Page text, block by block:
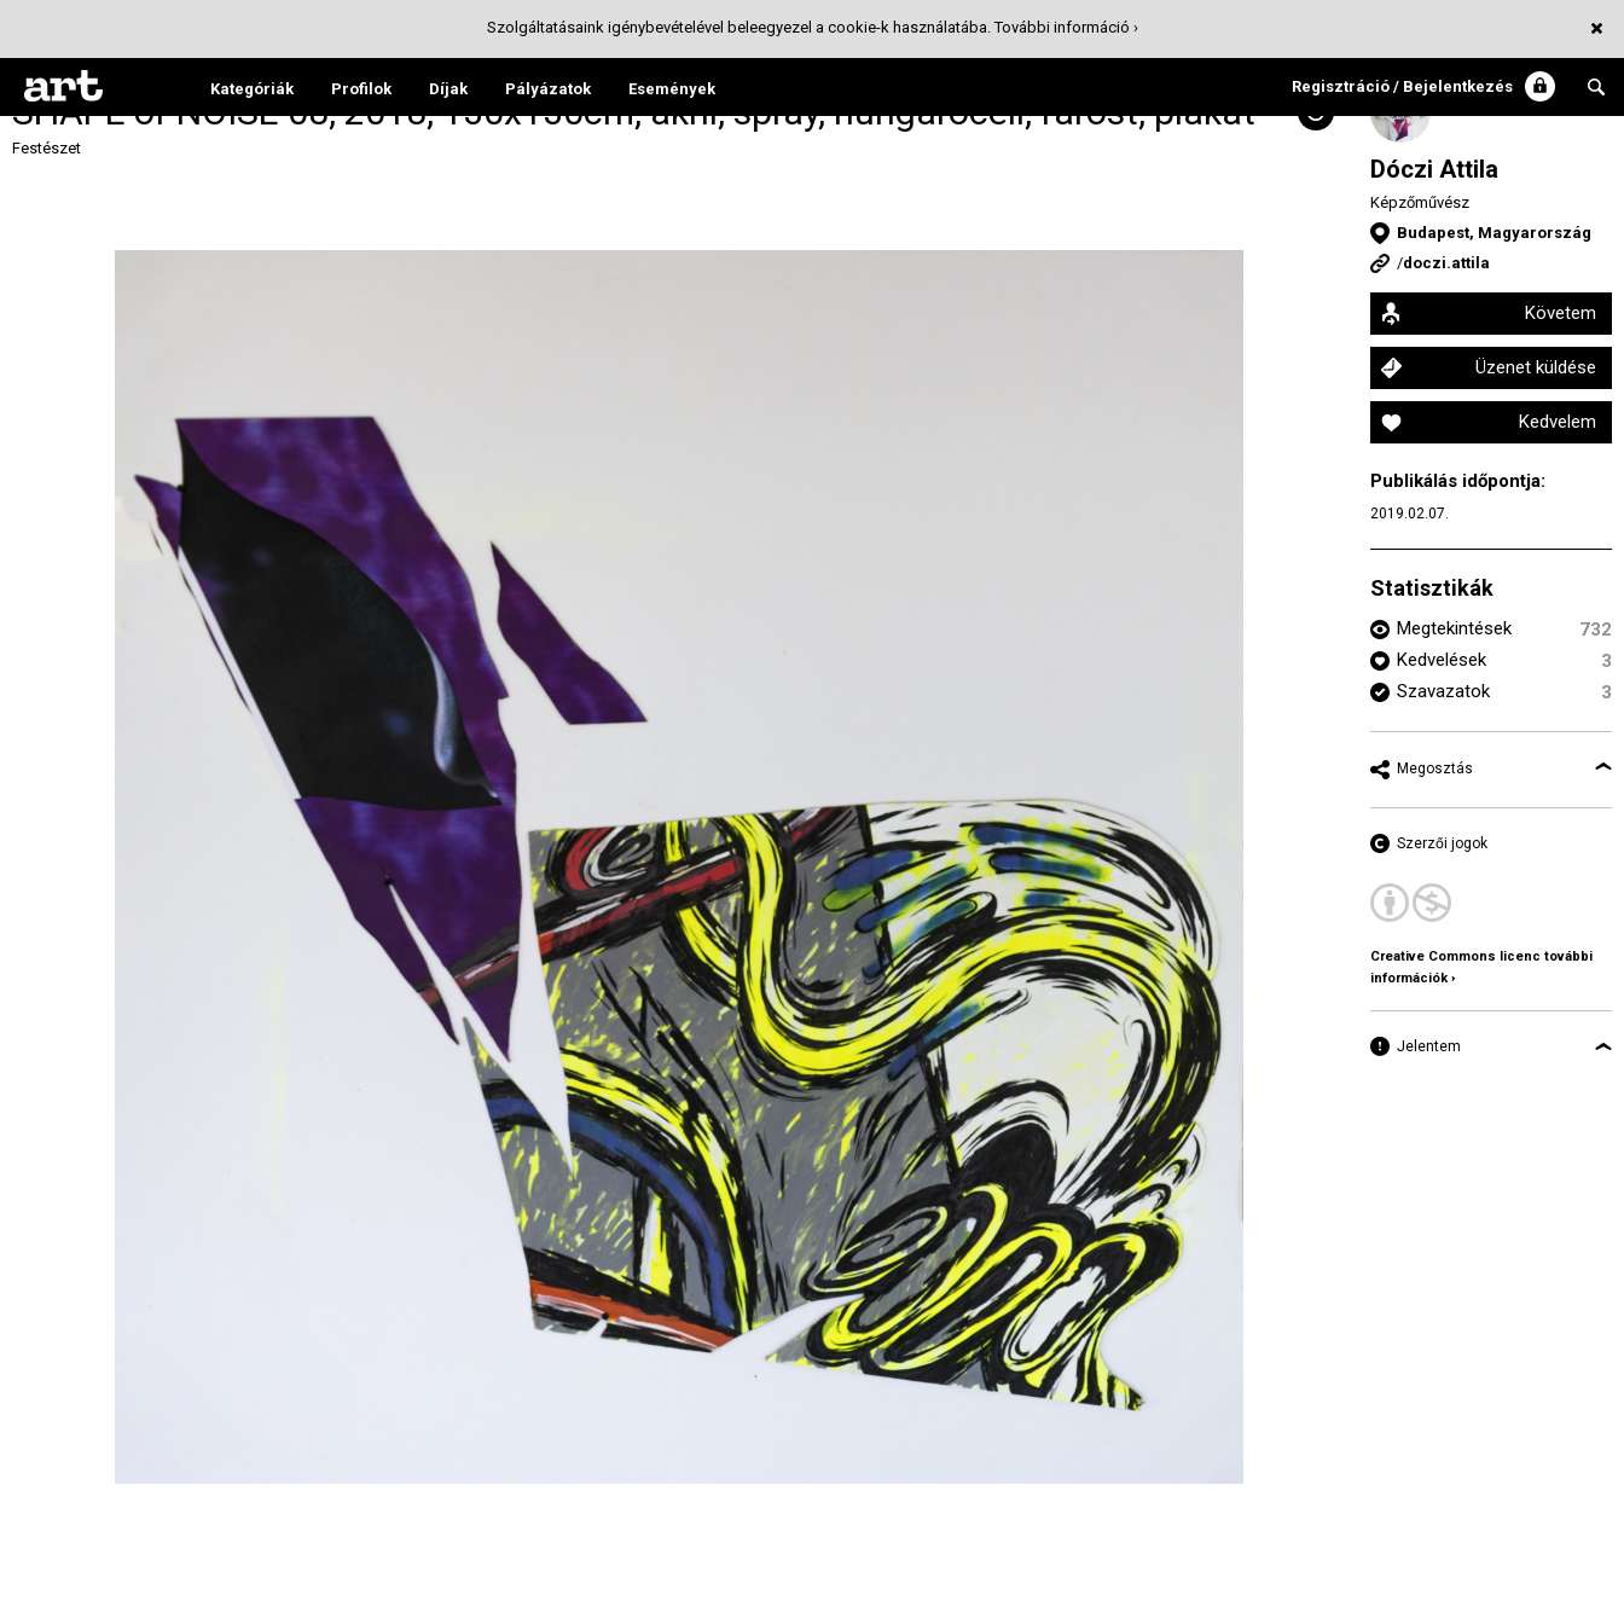
Kategóriák Profilok Díjak Pályázatok Események Regisztráció / Bejelentkezés
SHAPE of NOISE 08, 2018, 130x130cm, akril, spray, hungarocell, farost, plakát
Festészet
Dóczi Attila
Képzőművész
Budapest, Magyarország
/doczi.attila
Követem
Üzenet küldése
Kedvelem
Publikálás időpontja:
2019.02.07.
Statisztikák
Megtekintések
732
Kedvelések
3
Szavazatok
3
Megosztás
Szerzői jogok
Creative Commons licenc további
információk ›
Jelentem
Szolgáltatásaink igénybevételével beleegyezel a cookie-k használatába.További információ ›